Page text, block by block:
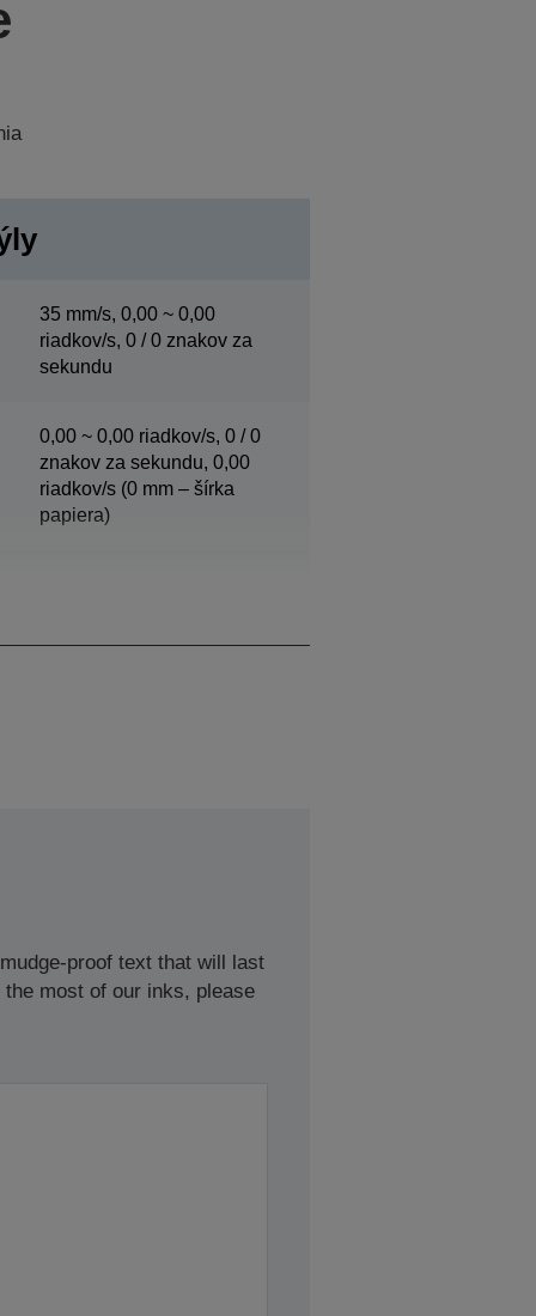
35 mm/s, 0,00 ~ 0,00
riadkov/s, 0 / 0 znakov za
sekundu
0,00 ~ 0,00 riadkov/s, 0 / 0
znakov za sekundu, 0,00
riadkov/s (0 mm – šírka
papiera)
proof text that will last
most of our inks, please